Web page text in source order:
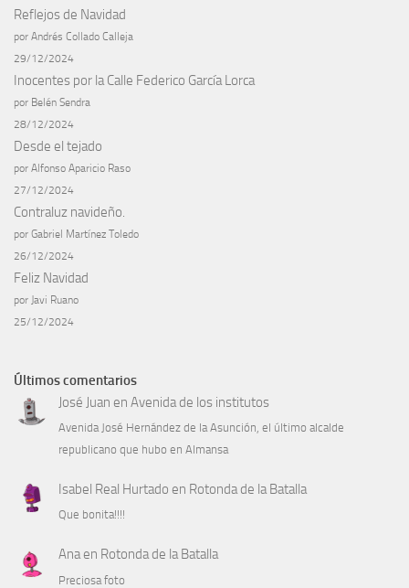
Reflejos de Navidad
por Andrés Collado Calleja
29/12/2024
Inocentes por la Calle Federico García Lorca
por Belén Sendra
28/12/2024
Desde el tejado
por Alfonso Aparicio Raso
27/12/2024
Contraluz navideño.
por Gabriel Martínez Toledo
26/12/2024
Feliz Navidad
por Javi Ruano
25/12/2024
Últimos comentarios
José Juan en Avenida de los institutos
Avenida José Hernández de la Asunción, el último alcalde
republicano que hubo en Almansa
Isabel Real Hurtado en Rotonda de la Batalla
Que bonita!!!!
Anaen Rotonda de la Batalla
Preciosa foto